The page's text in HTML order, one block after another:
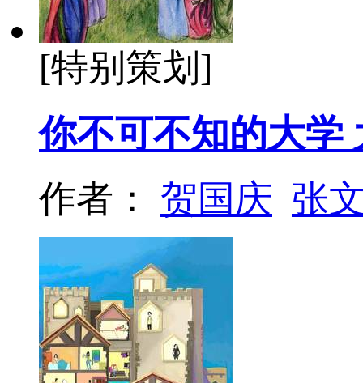
[特别策划]
你不可不知的大学
作者： 贺国庆 张